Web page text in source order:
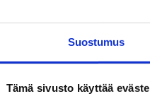
Suostumus
Tämä sivusto käyttää
terveysalan osaajia, löytyy